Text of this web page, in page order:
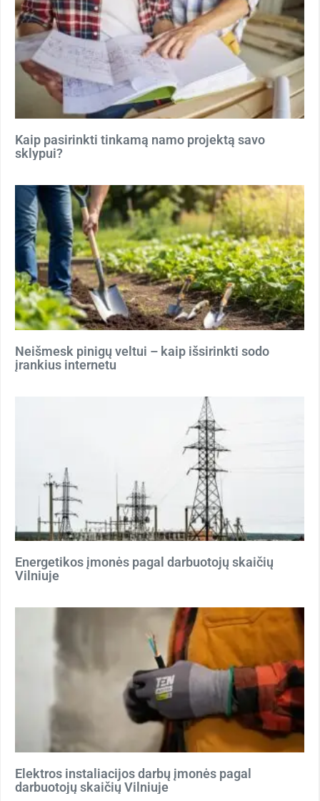
Kaip pasirinkti tinkamą namo projektą savo
sklypui?
Neišmesk pinigų veltui – kaip išsirinkti sodo
įrankius internetu
Energetikos įmonės pagal darbuotojų skaičių
Vilniuje
Elektros instaliacijos darbų įmonės pagal
darbuotojų skaičių Vilniuje